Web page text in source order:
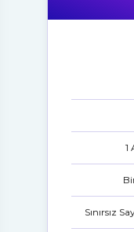
1
Sınırsız